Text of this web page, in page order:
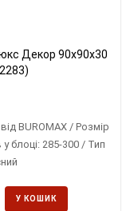
Декор 90х90х30
BUROMAX / Розмір
блоці: 285-300 / Тип
У КОШИК